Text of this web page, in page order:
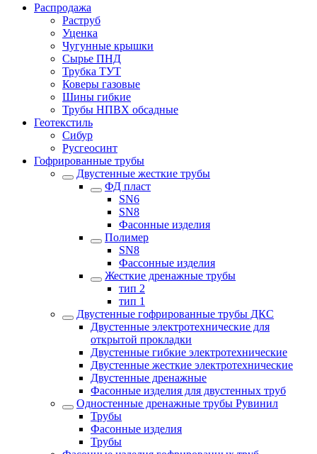
Распродажа
Раструб
Уценка
Чугунные крышки
Сырье ПНД
Трубка ТУТ
Коверы газовые
Шины гибкие
Трубы НПВХ обсадные
Геотекстиль
Сибур
Русгеосинт
Гофрированные трубы
Двустенные жесткие трубы
ФД пласт
SN6
SN8
Фасонные изделия
Полимер
SN8
Фассонные изделия
Жесткие дренажные трубы
тип 2
тип 1
Двустенные гофрированные трубы ДКС
Двустенные электротехнические для
открытой прокладки
Двустенные гибкие электротехнические
Двустенные жесткие электротехнические
Двустенные дренажные
Фасонные изделия для двустенных труб
Одностенные дренажные трубы Рувинил
Трубы
Фасонные изделия
Трубы